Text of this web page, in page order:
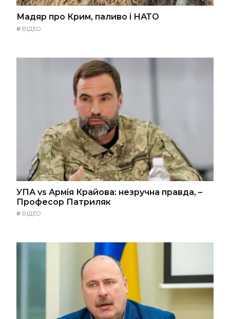
Мадяр про Крим, паливо і НАТО
# ВІДЕО
УПА vs Армія Крайова: незручна правда, –
Професор Патриляк
# ВІДЕО